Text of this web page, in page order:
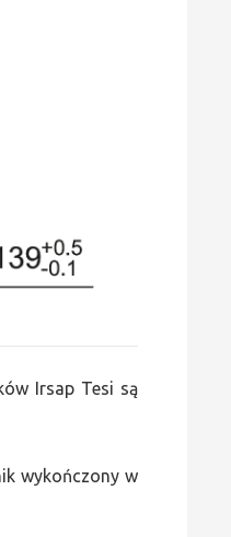
Irsap Tesi są
wykończony w